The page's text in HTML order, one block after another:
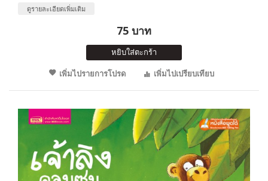
ดูรายละเอียดเพิ่มเติม
75 บาท
หยิบใส่ตะกร้า
เพิ่มไปรายการโปรด
เพิ่มไปเปรียบเทียบ